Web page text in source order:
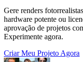
Gere renders
hardware potente ou
aprovação de projetos
Experimente agora.
Criar Meu Projeto Agora